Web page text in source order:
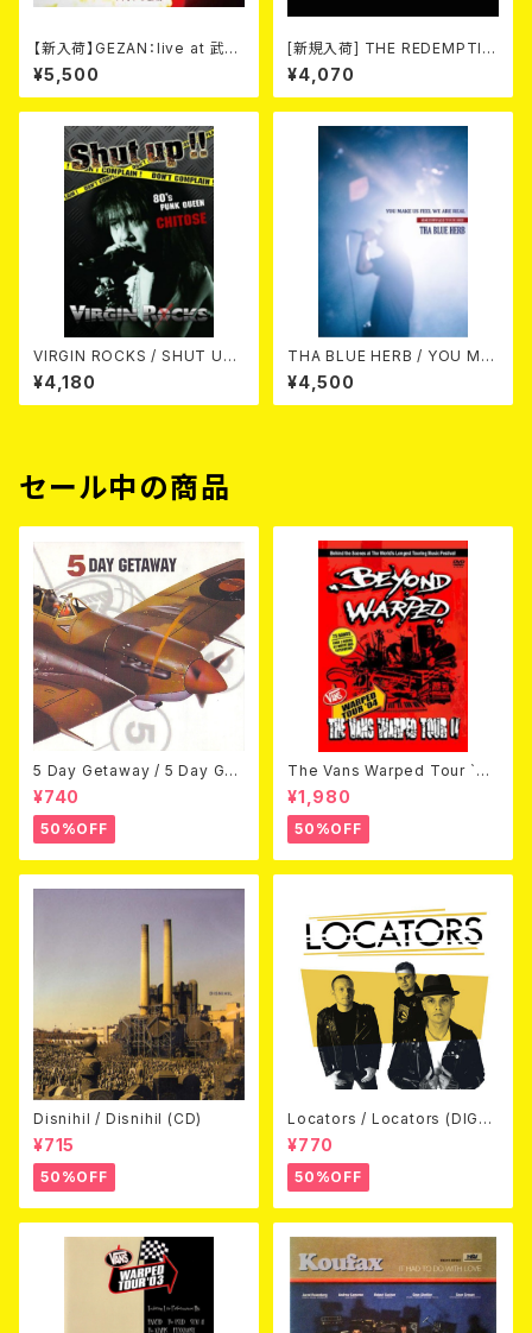
【新入荷】GEZAN：live at 武道
館 (DVD)
¥5,500
[新規入荷] THE REDEMPTIO
N / HORNS OF PEACE (CD
＋DVD)
¥4,070
VIRGIN ROCKS / SHUT UP
!! Live at 新宿LOFT 1987 D
VD
¥4,180
THA BLUE HERB / YOU MA
KE US FEEL WE ARE REAL
(結成25周年TOUR 2022)"DV
D"
¥4,500
セール中の商品
5 Day Getaway / 5 Day Get
away (CDEP)
¥740
50%OFF
The Vans Warped Tour `04
Beyond Warped (国内盤DV
D)
¥1,980
50%OFF
Disnihil / Disnihil (CD)
¥715
50%OFF
Locators / Locators (DIGPA
CK CD)
¥770
50%OFF